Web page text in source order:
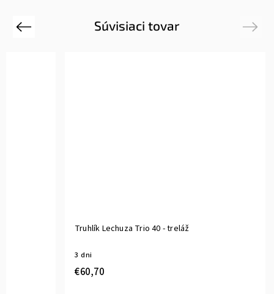
Súvisiaci tovar
Previous
Truhlík Lechuza Trio 40 - treláž
3 dni
€60,70
Next